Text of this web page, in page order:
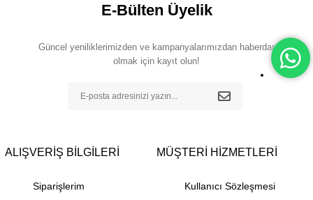
E-Bülten Üyelik
Güncel yeniliklerimizden ve kampanyalarımızdan haberdar
olmak için kayıt olun!
ALIŞVERİŞ BİLGİLERİ
Siparişlerim
MÜŞTERİ HİZMETLERİ
Kullanıcı Sözleşmesi